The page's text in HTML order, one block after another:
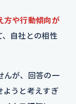
方や行動傾向が
自社との相性
んが、回答の一
ようと考えすぎ